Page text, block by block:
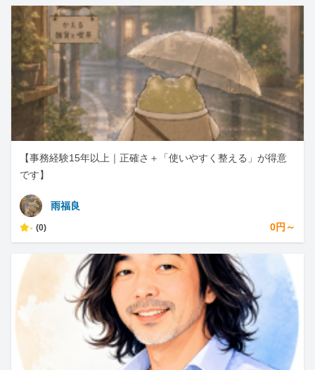
【事務経験15年以上｜正確さ＋「使いやすく整える」が得意
です】
雨福良
- (0) 0円～